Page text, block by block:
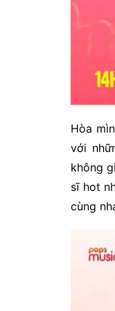
Hòa
với
không
sĩ hot
cùng